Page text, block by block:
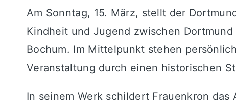
Am Sonntag, 15. März, stellt der
Kindheit und Jugend zwischen
Bochum. Im Mittelpunkt stehen
Veranstaltung durch einen historischen
In seinem Werk schildert Frauenkron